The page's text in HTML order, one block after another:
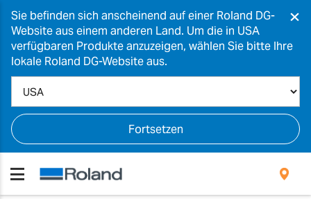
Sie befinden sich anscheinend auf einer Roland DG-
Website aus einem anderen Land. Um die in USA
verfügbaren Produkte anzuzeigen, wählen Sie bitte Ihre
lokale Roland DG-Website aus.
Fortsetzen
×